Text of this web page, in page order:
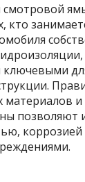
смотровой
кто
ключевыми
и
позволяют
коррозией